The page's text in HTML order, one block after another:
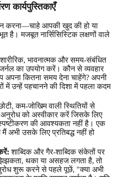
कार्यपुस्तिकाएँ
करना—चाहे आपकी खुद की हो या
मजबूत नार्सिसिस्टिक लक्षणों वाले
शारीरिक, भावनात्मक और समय-संबंधित
का उपयोग करें। कौन से व्यवहार
अपना कितना समय देना चाहेंगे? अपनी
में उन्हें पहचानने की दिशा में पहला कदम
कम-जोखिम वाली स्थितियों से
को अस्वीकार करें जिसके लिए
की आवश्यकता नहीं है। एक
अभी उसके लिए प्रतिबद्ध नहीं हो
शाब्दिक और गैर-शाब्दिक संकेतों पर
थका या असहज लगता है, तो
शुरू करने से पहले पूछें, "क्या अभी